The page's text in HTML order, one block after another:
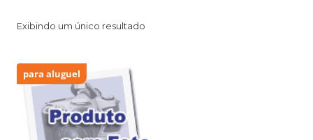
Exibindo um único resultado
para aluguel